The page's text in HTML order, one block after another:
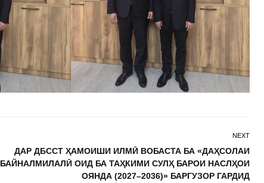
NEXT
ДАР ДБССТ ҲАМОИШИ ИЛМӢ ВОБАСТА БА «ДАҲСОЛАИ
БАЙНАЛМИЛАЛӢ ОИД БА ТАҲКИМИ СУЛҲ БАРОИ НАСЛҲОИ
ОЯНДА (2027–2036)» БАРГУЗОР ГАРДИД